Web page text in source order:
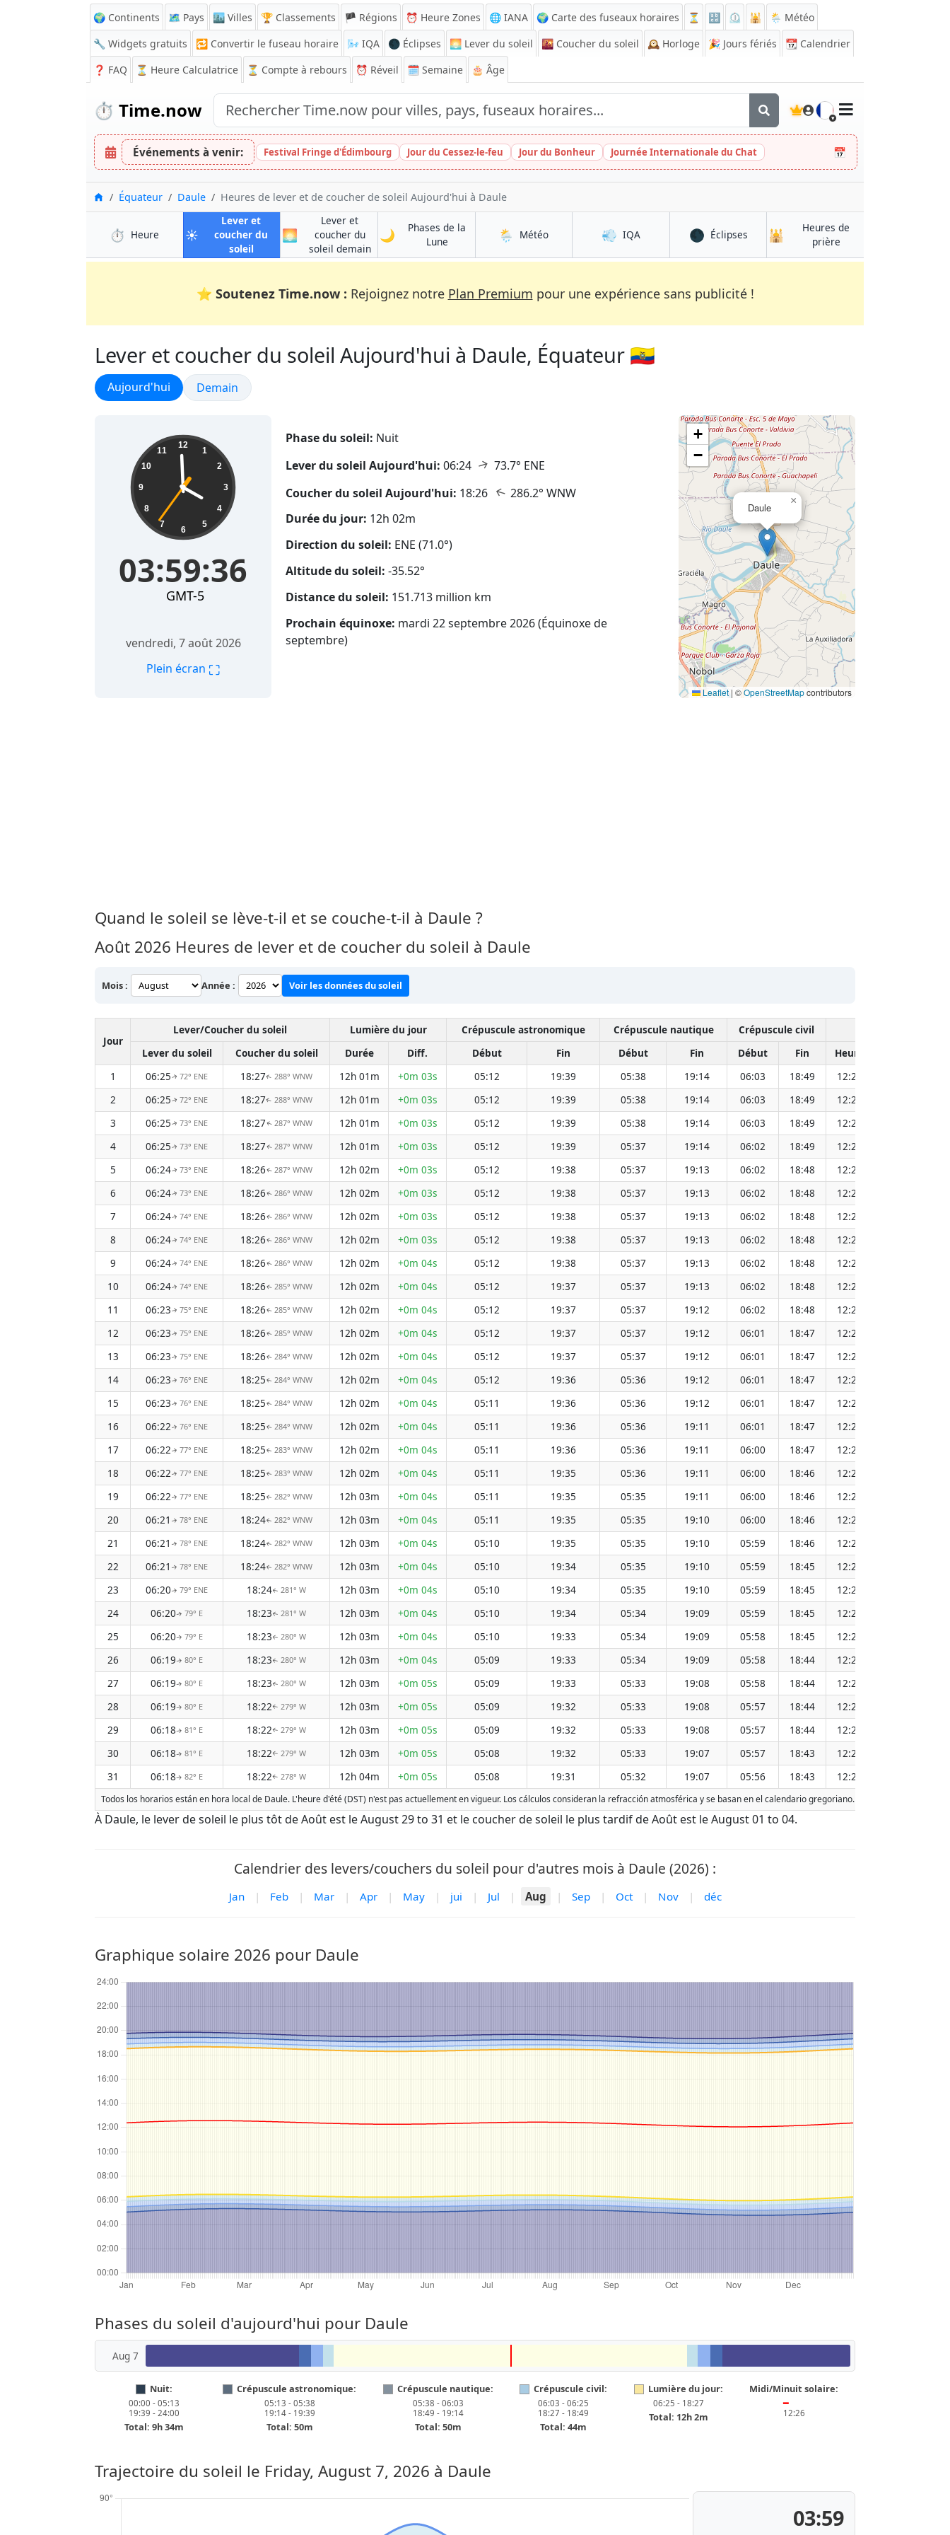
🌍 Continents 🗺️ Pays 🏙️ Villes 🏆 Classements 🏴 Régions ⏰ Heure Zones 🌐 IANA 🌍 Carte des fuseaux horaires ⏳ 🔡 ⏲️ 🕌
🌦️ Météo
🔧 Widgets gratuits
🔁 Convertir le fuseau horaire 🌬️ IQA 🌑 Éclipses 🌅 Lever du soleil 🌇 Coucher du soleil 🕰️ Horloge 🎉 Jours fériés 📆 Calendrier
❓ FAQ ⏳ Heure Calculatrice ⏳ Compte à rebours ⏰ Réveil 🗓️ Semaine 🎂 Âge
⏱️ Time.now 🇫🇷
Événements à venir: Festival Fringe d'Édimbourg Jour du Cessez-le-feu Jour du Bonheur Journée Internationale du Chat 📅
Accueil
Équateur Daule Heures de lever et de coucher de soleil Aujourd'hui à Daule
⏱️ Heure à Daule
☀️
Lever et
coucher du
soleilà Daule
🌅
Lever et
coucher du
soleil demainà Daule
🌙
Phases de la
Luneà Daule 🌦️ Météoà Daule 💨 IQAà Daule 🌑 Éclipsesà Daule
🕌
Heures de
prièreà Daule
⭐ Soutenez Time.now : Rejoignez notre Plan Premium pour une expérience sans publicité !
Lever et coucher du soleil Aujourd'hui à Daule, Équateur 🇪🇨
Lever et coucher du soleil
Aujourd'hui Lever et coucher du soleil
Demain
03:59:37 12
1
2
3
4
5
6
7
8
9
10
11
03:59:37
GMT-5
vendredi, 7 août 2026
Plein écran ⛶
Phase du soleil: Nuit
Lever du soleil Aujourd'hui: 06:24 ↑ 73.7° ENE
Coucher du soleil Aujourd'hui: 18:26 ↑ 286.2° WNW
Durée du jour: 12h 02m
Direction du soleil: ENE (71.0°)
Altitude du soleil: -35.52°
Distance du soleil: 151.713 million km
Prochain équinoxe: mardi 22 septembre 2026 (Équinoxe de
septembre)
Daule
×
+
−
Leaflet | ©OpenStreetMapcontributors
Quand le soleil se lève-t-il et se couche-t-il à Daule ?
Août 2026 Heures de lever et de coucher du soleil à Daule
Mois : Année : Voir les données du soleil
Jour
Lever/Coucher du soleil Lumière du jour Crépuscule astronomique Crépuscule nautique Crépuscule civil
Lever du soleil
Coucher du soleil Durée Diff. Début Fin Début Fin Début Fin Heure
1
06:25↑72° ENE 18:27↑ 288° WNW 12h 01m +0m 03s 05:12 19:39 05:38 19:14 06:03 18:49 12:26
2
06:25↑72° ENE 18:27↑ 288° WNW 12h 01m +0m 03s 05:12 19:39 05:38 19:14 06:03 18:49 12:26
3
06:25↑73° ENE 18:27↑ 287° WNW 12h 01m +0m 03s 05:12 19:39 05:38 19:14 06:03 18:49 12:26
4
06:25↑73° ENE 18:27↑ 287° WNW 12h 01m +0m 03s 05:12 19:39 05:37 19:14 06:02 18:49 12:26
5
06:24↑73° ENE 18:26↑ 287° WNW 12h 02m +0m 03s 05:12 19:38 05:37 19:13 06:02 18:48 12:25
6
06:24↑73° ENE 18:26↑ 286° WNW 12h 02m +0m 03s 05:12 19:38 05:37 19:13 06:02 18:48 12:25
7
06:24↑ 74° ENE 18:26↑ 286° WNW 12h 02m +0m 03s 05:12 19:38 05:37 19:13 06:02 18:48 12:25
8
06:24↑ 74° ENE 18:26↑ 286° WNW 12h 02m +0m 03s 05:12 19:38 05:37 19:13 06:02 18:48 12:25
9
06:24↑ 74° ENE 18:26↑ 286° WNW 12h 02m +0m 04s 05:12 19:38 05:37 19:13 06:02 18:48 12:25
10
06:24↑ 74° ENE 18:26↑ 285° WNW 12h 02m +0m 04s 05:12 19:37 05:37 19:13 06:02 18:48 12:25
11
06:23↑ 75° ENE 18:26↑ 285° WNW 12h 02m +0m 04s 05:12 19:37 05:37 19:12 06:02 18:48 12:25
12
06:23↑ 75° ENE 18:26↑ 285° WNW 12h 02m +0m 04s 05:12 19:37 05:37 19:12 06:01 18:47 12:25
13
06:23↑ 75° ENE 18:26↑ 284° WNW 12h 02m +0m 04s 05:12 19:37 05:37 19:12 06:01 18:47 12:24
14
06:23↑ 76° ENE 18:25↑ 284° WNW 12h 02m +0m 04s 05:12 19:36 05:36 19:12 06:01 18:47 12:24
15
06:23↑ 76° ENE 18:25↑ 284° WNW 12h 02m +0m 04s 05:11 19:36 05:36 19:12 06:01 18:47 12:24
16
06:22↑ 76° ENE 18:25↑ 284° WNW 12h 02m +0m 04s 05:11 19:36 05:36 19:11 06:01 18:47 12:24
17
06:22↑ 77° ENE 18:25↑ 283° WNW 12h 02m +0m 04s 05:11 19:36 05:36 19:11 06:00 18:47 12:24
18
06:22↑ 77° ENE 18:25↑ 283° WNW 12h 02m +0m 04s 05:11 19:35 05:36 19:11 06:00 18:46 12:23
19
06:22↑ 77° ENE 18:25↑ 282° WNW 12h 03m +0m 04s 05:11 19:35 05:35 19:11 06:00 18:46 12:23
20
06:21 ↑ 78° ENE 18:24↑ 282° WNW 12h 03m +0m 04s 05:11 19:35 05:35 19:10 06:00 18:46 12:23
21
06:21 ↑ 78° ENE 18:24↑ 282° WNW 12h 03m +0m 04s 05:10 19:35 05:35 19:10 05:59 18:46 12:23
22
06:21 ↑ 78° ENE 18:24↑ 282° WNW 12h 03m +0m 04s 05:10 19:34 05:35 19:10 05:59 18:45 12:22
23
06:20↑ 79° ENE 18:24↑ 281° W 12h 03m +0m 04s 05:10 19:34 05:35 19:10 05:59 18:45 12:22
24
06:20↑ 79° E 18:23↑ 281° W 12h 03m +0m 04s 05:10 19:34 05:34 19:09 05:59 18:45 12:22
25
06:20↑ 79° E 18:23↑ 280° W 12h 03m +0m 04s 05:10 19:33 05:34 19:09 05:58 18:45 12:22
26
06:19↑ 80° E 18:23↑ 280° W 12h 03m +0m 04s 05:09 19:33 05:34 19:09 05:58 18:44 12:21
27
06:19↑ 80° E 18:23↑ 280° W 12h 03m +0m 05s 05:09 19:33 05:33 19:08 05:58 18:44 12:21
28
06:19↑ 80° E 18:22↑ 279° W 12h 03m +0m 05s 05:09 19:32 05:33 19:08 05:57 18:44 12:21
29
06:18↑ 81° E 18:22↑ 279° W 12h 03m +0m 05s 05:09 19:32 05:33 19:08 05:57 18:44 12:21
30
06:18↑ 81° E 18:22↑ 279° W 12h 03m +0m 05s 05:08 19:32 05:33 19:07 05:57 18:43 12:20
31
06:18↑ 82° E 18:22↑ 278° W 12h 04m +0m 05s 05:08 19:31 05:32 19:07 05:56 18:43 12:20
Todos los horarios están en hora local de Daule. L'heure d'été (DST) n'est pas actuellement en vigueur. Los cálculos consideran la refracción atmosférica y se basan en el calendario gregoriano. La fecha de hoy está
À Daule, le lever de soleil le plus tôt de Août est le August 29 to 31 et le coucher de soleil le plus tardif de Août est le August 01 to 04.
Calendrier des levers/couchers du soleil pour d'autres mois à Daule (2026) :
Jan | Feb | Mar | Apr | May | jui | Jul | Aug | Sep | Oct | Nov | déc
Graphique solaire 2026 pour Daule
Phases du soleil d'aujourd'hui pour Daule
Aug 7
Nuit:
00:00 - 05:13
19:39 - 24:00
Total: 9h 34m
Crépuscule astronomique:
05:13 - 05:38
19:14 - 19:39
Total: 50m
Crépuscule nautique:
05:38 - 06:03
18:49 - 19:14
Total: 50m
Crépuscule civil:
06:03 - 06:25
18:27 - 18:49
Total: 44m
Lumière du jour:
06:25 - 18:27
Total: 12h 2m
Midi/Minuit solaire:
━
12:26
Trajectoire du soleil le Friday, August 7, 2026 à Daule
03:59